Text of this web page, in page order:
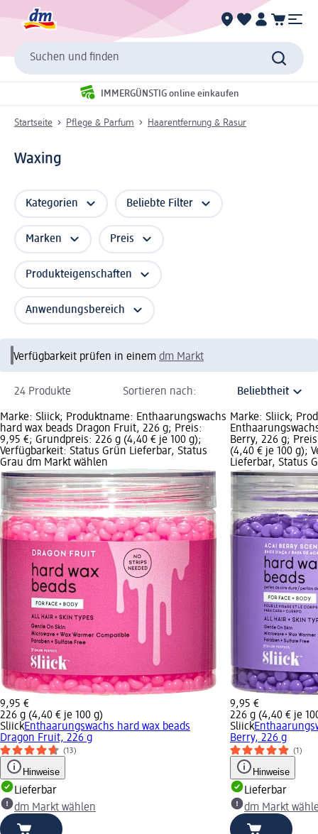
Suchen und finden
IMMERGÜNSTIG online einkaufen
Startseite Pflege & Parfum Haarentfernung & Rasur
Waxing
Kategorien Beliebte Filter
Marken Preis
Produkteigenschaften
Anwendungsbereich
Verfügbarkeit prüfen in einem dm Markt
24 Produkte Sortieren nach:
Marke: Sliick; Produktname: Enthaarungswachs
hard wax beads Dragon Fruit, 226 g; Preis:
9,95 €; Grundpreis: 226 g (4,40 € je 100 g);
Verfügbarkeit: Status Grün Lieferbar, Status
Grau dm Markt wählen
9,95 €
226 g (4,40 € je 100 g)
SliickEnthaarungswachs hard wax beads
Dragon Fruit, 226 g
(13)
Hinweise
Lieferbar
dm Markt wählen
Marke: Sliick;
Berry, 226 g;
(4,40 € je 100 g);
Lieferbar, Status
9,95 €
226 g (4,40 € je
Sliick
Berry, 226 g
(1)
Hinweise
Lieferbar
dm Markt